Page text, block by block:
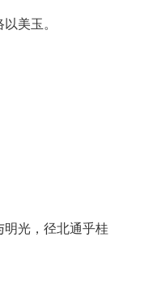
美玉。
光，径北通乎桂